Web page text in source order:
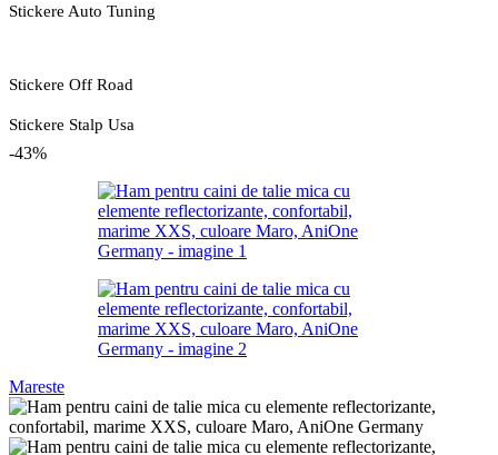
Stickere Auto Tuning
Stickere Off Road
Stickere Stalp Usa
-43%
Mareste